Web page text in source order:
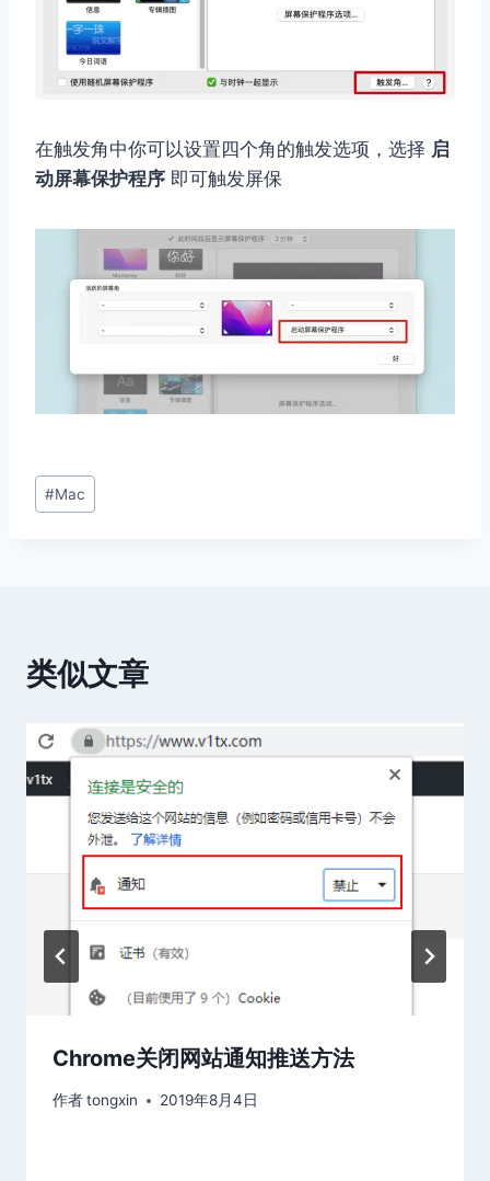
在触发角中你可以设置四个角的触发选项，选择 启
动屏幕保护程序 即可触发屏保
文
章
#Mac
类似文章
Chrome关闭网站通知推送方法
作者tongxin 2019年8月4日